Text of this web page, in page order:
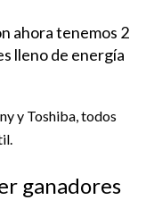
ahora tenemos 2
lleno de energía
y Toshiba, todos
ganadores